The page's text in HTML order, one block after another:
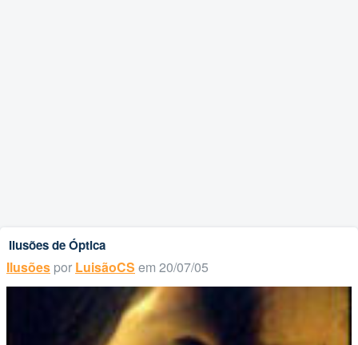
Ilusões de Óptica
Ilusões por LuisãoCS em 20/07/05